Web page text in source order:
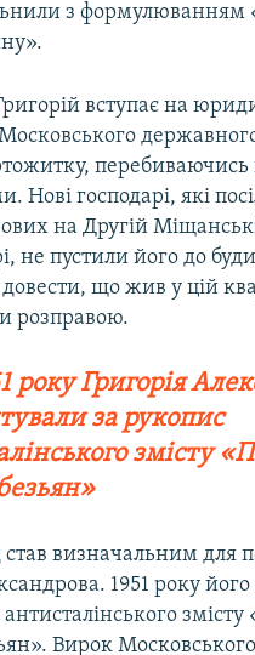
з формулюванням
вступає на
Нові господарі, які
на Другій
не пустили його до
що жив у цій
розправою.
року Григорія
за рукопис
змісту
став визначальним для
1951 року
Вирок Московського